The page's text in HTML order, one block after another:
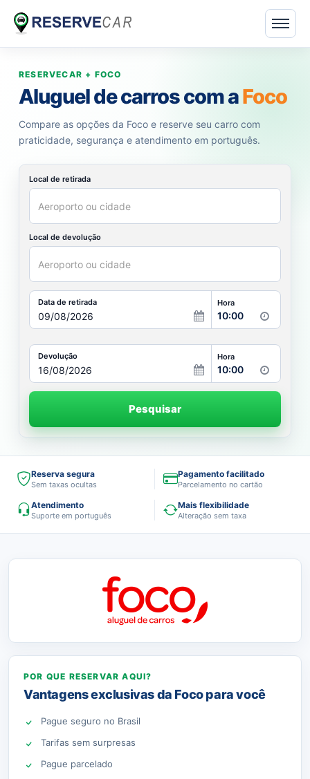
RESERVECAR + FOCO
Aluguel de carros com aFoco
Compare as opções da Foco e reserve seu carro com
praticidade, segurança e atendimento em português.
Local de retirada
Local de devolução
Data de retirada Hora
10:00
Devolução Hora
10:00
Pesquisar
Reserva segura
Sem taxas ocultas
Pagamento facilitado
Parcelamento no cartão
Atendimento
Suporte em português
Mais flexibilidade
Alteração sem taxa
POR QUE RESERVAR AQUI?
Vantagens exclusivas da Foco para você
Pague seguro no Brasil
Tarifas sem surpresas
Pague parcelado